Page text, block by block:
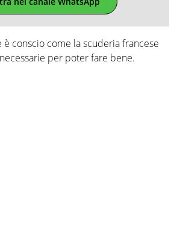
è conscio come la scuderia francese
per poter fare bene.